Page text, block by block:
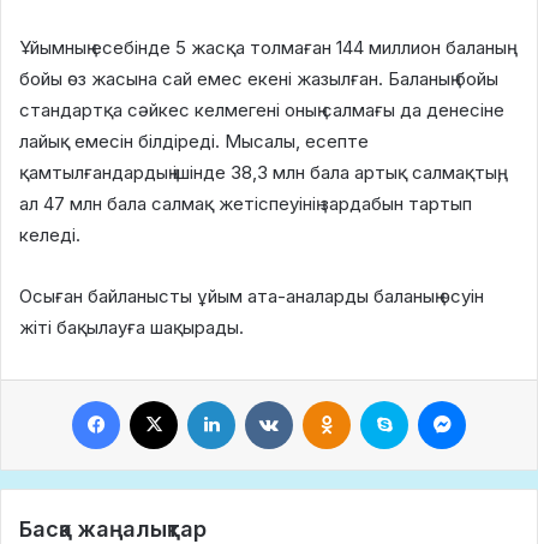
Ұйымның есебінде 5 жасқа толмаған 144 миллион баланың
бойы өз жасына сай емес екені жазылған. Баланың бойы
стандартқа сәйкес келмегені оның салмағы да денесіне
лайық емесін білдіреді. Мысалы, есепте
қамтылғандардың ішінде 38,3 млн бала артық салмақтың,
ал 47 млн бала салмақ жетіспеуінің зардабын тартып
келеді.
Осыған байланысты ұйым ата-аналарды баланың өсуін
жіті бақылауға шақырады.
Facebook LinkedIn VKontakteOdnoklassniki
Skype
Басқа жаңалықтар